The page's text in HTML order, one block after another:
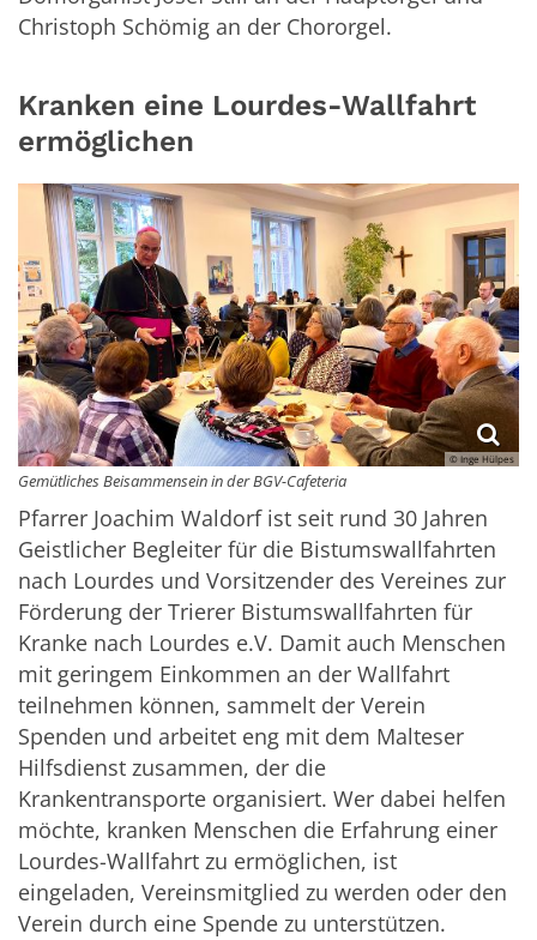
Christoph Schömig an der Chororgel.
Kranken eine Lourdes-Wallfahrt
ermöglichen
© Inge Hülpes
Gemütliches Beisammensein in der BGV-Cafeteria
Pfarrer Joachim Waldorf ist seit rund 30 Jahren
Geistlicher Begleiter für die Bistumswallfahrten
nach Lourdes und Vorsitzender des Vereines zur
Förderung der Trierer Bistumswallfahrten für
Kranke nach Lourdes e.V. Damit auch Menschen
mit geringem Einkommen an der Wallfahrt
teilnehmen können, sammelt der Verein
Spenden und arbeitet eng mit dem Malteser
Hilfsdienst zusammen, der die
Krankentransporte organisiert. Wer dabei helfen
möchte, kranken Menschen die Erfahrung einer
Lourdes-Wallfahrt zu ermöglichen, ist
eingeladen, Vereinsmitglied zu werden oder den
Verein durch eine Spende zu unterstützen.